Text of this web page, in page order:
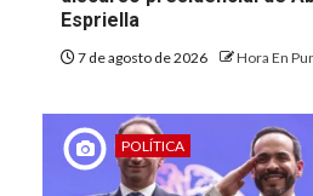
Espriella
7 de agosto de 2026 Hora En
POLÍTICA